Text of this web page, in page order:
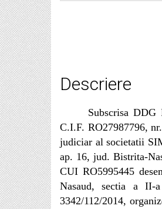
Descriere
Subscrisa
C.I.F. RO27987796,
judiciar al societatii
ap. 16, jud. Bistrita-
CUI RO5995445
Nasaud, sectia a II-
3342/112/2014,